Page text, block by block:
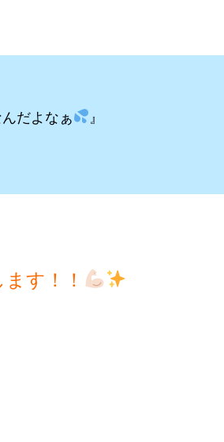
だよなぁ 』
す！！